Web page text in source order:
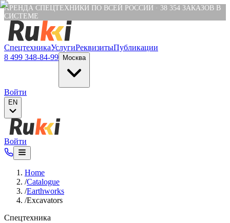
Verification: e6a4652c04df1fb8
АРЕНДА СПЕЦТЕХНИКИ ПО ВСЕЙ РОССИИ · 38 354 ЗАКАЗОВ В
СИСТЕМЕ
СпецтехникаУслугиРеквизитыПубликации
8 499 348-84-99
Москва
Войти
EN
Войти
Home
/Catalogue
/Earthworks
/Excavators
Спецтехника